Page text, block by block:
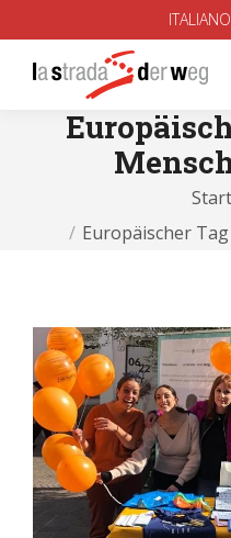
ITALIANO
Sie befinden sich
Start
Europäischer